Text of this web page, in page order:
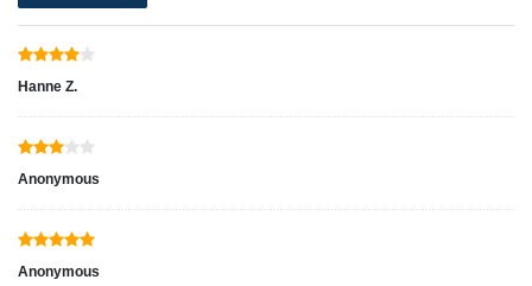
Hanne Z.
Anonymous
Anonymous